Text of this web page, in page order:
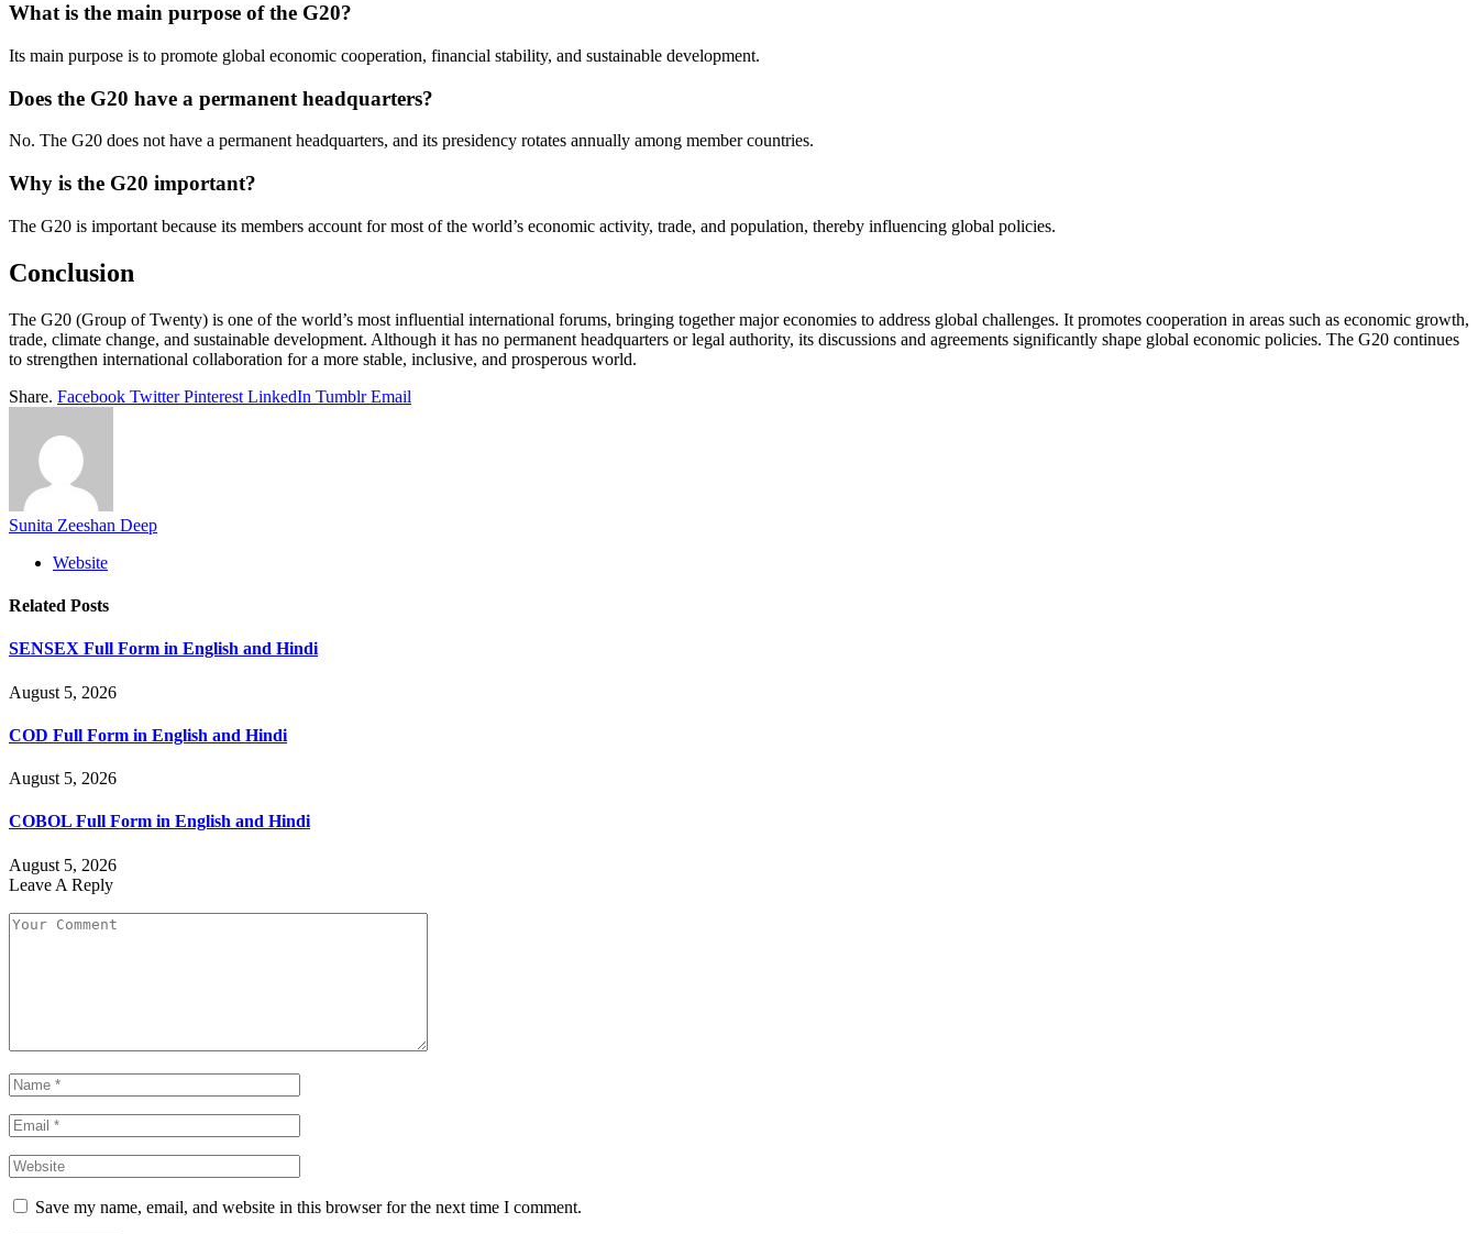
What is the main purpose of the G20?
Its main purpose is to promote global economic cooperation, financial stability, and sustainable development.
Does the G20 have a permanent headquarters?
No. The G20 does not have a permanent headquarters, and its presidency rotates annually among member countries.
Why is the G20 important?
The G20 is important because its members account for most of the world’s economic activity, trade, and population, thereby influencing global policies.
Conclusion
The G20 (Group of Twenty) is one of the world’s most influential international forums, bringing together major economies to address global challenges. It promotes cooperation in areas such as economic growth,
trade, climate change, and sustainable development. Although it has no permanent headquarters or legal authority, its discussions and agreements significantly shape global economic policies. The G20 continues
to strengthen international collaboration for a more stable, inclusive, and prosperous world.
Share. Facebook Twitter Pinterest LinkedIn Tumblr Email
Sunita Zeeshan Deep
Website
Related Posts
SENSEX Full Form in English and Hindi
August 5, 2026
COD Full Form in English and Hindi
August 5, 2026
COBOL Full Form in English and Hindi
August 5, 2026
Leave A Reply
Save my name, email, and website in this browser for the next time I comment.